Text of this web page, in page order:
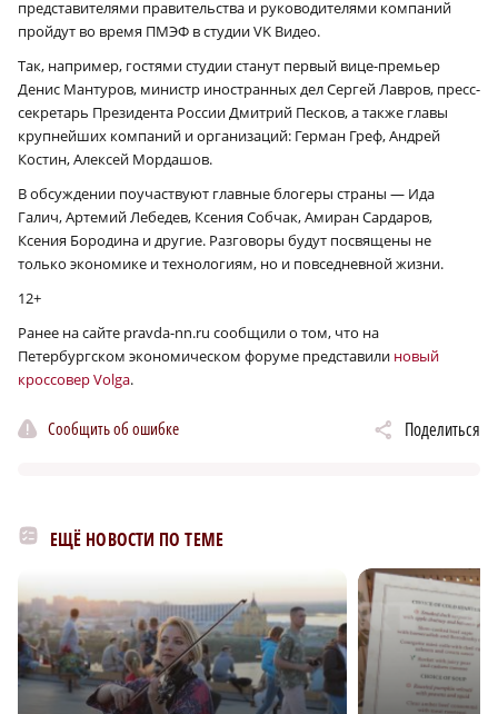
представителями правительства и руководителями компаний
пройдут во время ПМЭФ в студии VK Видео.
Так, например, гостями студии станут первый вице-премьер
Денис Мантуров, министр иностранных дел Сергей Лавров, пресс-
секретарь Президента России Дмитрий Песков, а также главы
крупнейших компаний и организаций: Герман Греф, Андрей
Костин, Алексей Мордашов.
В обсуждении поучаствуют главные блогеры страны — Ида
Галич, Артемий Лебедев, Ксения Собчак, Амиран Сардаров,
Ксения Бородина и другие. Разговоры будут посвящены не
только экономике и технологиям, но и повседневной жизни.
12+
Ранее на сайте pravda-nn.ru сообщили о том, что на
Петербургском экономическом форуме представили новый
кроссовер Volga.
Сообщить об ошибке Поделиться
ЕЩЁ НОВОСТИ ПО ТЕМЕ